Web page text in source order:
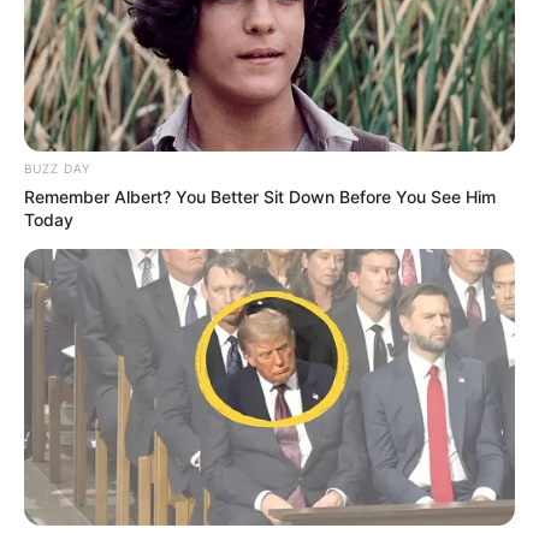
BUZZ DAY
Remember Albert? You Better Sit Down Before You See Him
Today